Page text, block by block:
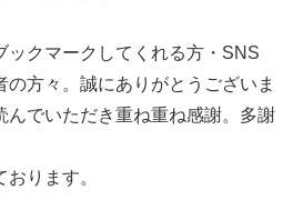
ックマークしてくれる方・SNS
の方々。誠にありがとうございま
んでいただき重ね重ね感謝。多謝
ります。